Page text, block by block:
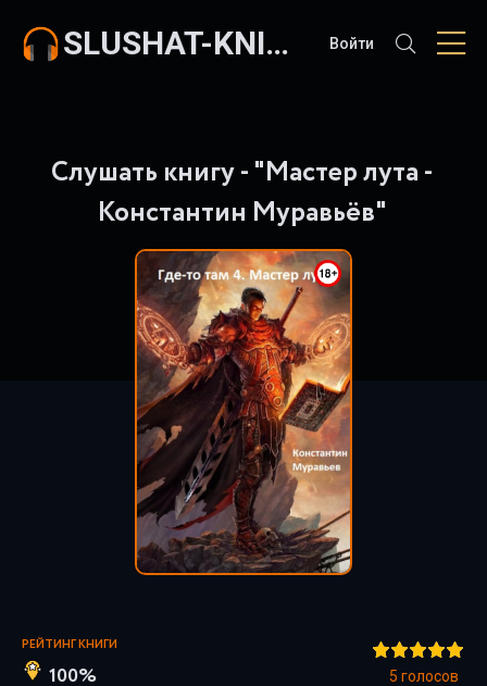
SLUSHAT-KNIGI.COM Войти
Слушать книгу - "Мастер лута -
Константин Муравьёв"
РЕЙТИНГ КНИГИ
100% 5 голосов